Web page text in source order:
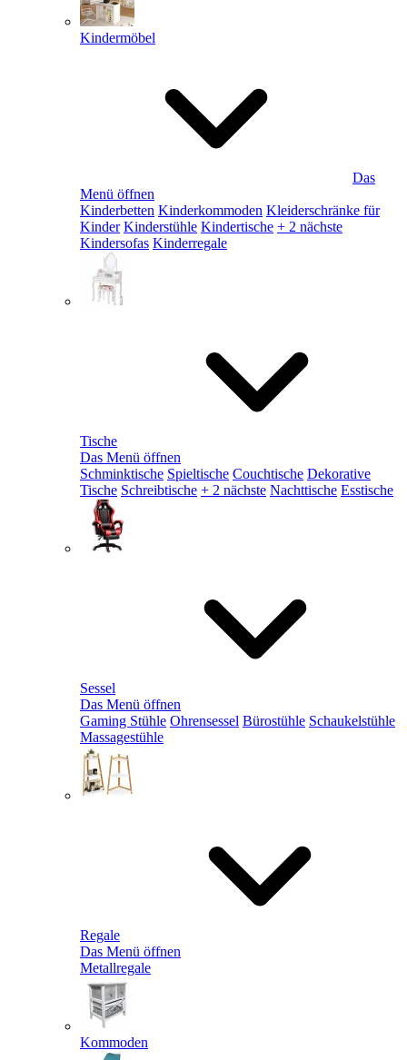
Kindermöbel
Das
Menü öffnen
Kinderbetten Kinderkommoden Kleiderschränke für
Kinder Kinderstühle Kindertische + 2 nächste
Kindersofas Kinderregale
Tische
Das Menü öffnen
Schminktische Spieltische Couchtische Dekorative
Tische Schreibtische + 2 nächste Nachttische Esstische
Sessel
Das Menü öffnen
Gaming Stühle Ohrensessel Bürostühle Schaukelstühle
Massagestühle
Regale
Das Menü öffnen
Metallregale
Kommoden